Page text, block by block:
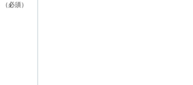
（必須）